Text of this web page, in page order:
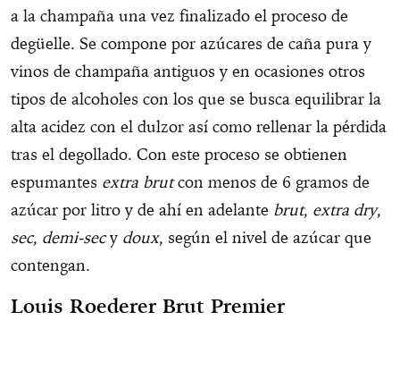
a la champaña una vez finalizado el proceso de
degüelle. Se compone por azúcares de caña pura y
vinos de champaña antiguos y en ocasiones otros
tipos de alcoholes con los que se busca equilibrar la
alta acidez con el dulzor así como rellenar la pérdida
tras el degollado. Con este proceso se obtienen
espumantes extra brutcon menos de 6 gramos de
azúcar por litro y de ahí en adelante brut, extra dry,
sec, demi-secy doux, según el nivel de azúcar que
contengan.
Louis Roederer Brut Premier